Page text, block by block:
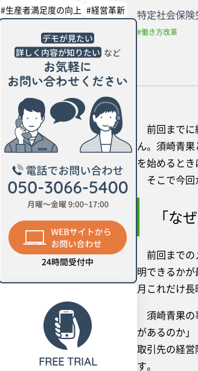
#生産者満足度の向上 #経営革新
FREE TRIAL
特定社会保
#働き方改革
前回までに
ん。須崎青
を始めるとき
そこで今回
「な
前回までの
明できるか
月これだけ
須崎青果の
があるのか
取引先の経営
す。